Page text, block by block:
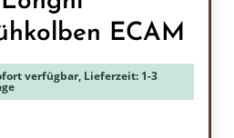
ECAM
verfügbar, Lieferzeit: 1-3